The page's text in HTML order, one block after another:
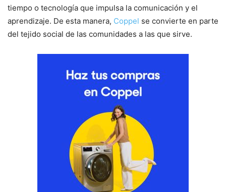
tiempo o tecnología que impulsa la comunicación y el
aprendizaje. De esta manera, Coppel se convierte en parte
del tejido social de las comunidades a las que sirve.